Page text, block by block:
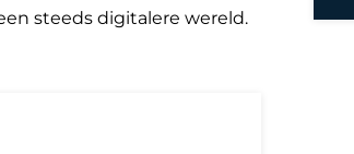
steeds digitalere wereld.